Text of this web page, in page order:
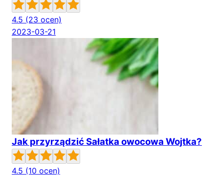
4.5 (23 ocen)
2023-03-21
Jak przyrządzić Sałatka owocowa Wojtka?
4.5 (10 ocen)